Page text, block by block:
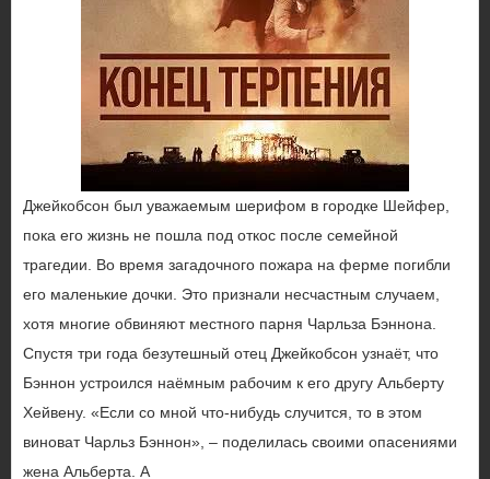
Джейкобсон был уважаемым шерифом в городке Шейфер,
пока его жизнь не пошла под откос после семейной
трагедии. Во время загадочного пожара на ферме погибли
его маленькие дочки. Это признали несчастным случаем,
хотя многие обвиняют местного парня Чарльза Бэннона.
Спустя три года безутешный отец Джейкобсон узнаёт, что
Бэннон устроился наёмным рабочим к его другу Альберту
Хейвену. «Если со мной что-нибудь случится, то в этом
виноват Чарльз Бэннон», – поделилась своими опасениями
жена Альберта. А